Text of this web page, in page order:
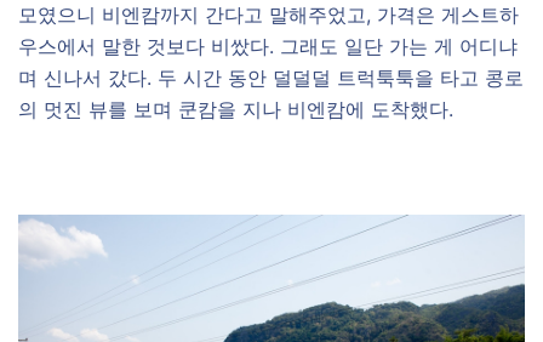
모였으니 비엔캄까지 간다고 말해주었고, 가격은 게스트하
우스에서 말한 것보다 비쌌다. 그래도 일단 가는 게 어디냐
며 신나서 갔다. 두 시간 동안 덜덜덜 트럭툭툭을 타고 콩로
의 멋진 뷰를 보며 쿤캄을 지나 비엔캄에 도착했다.